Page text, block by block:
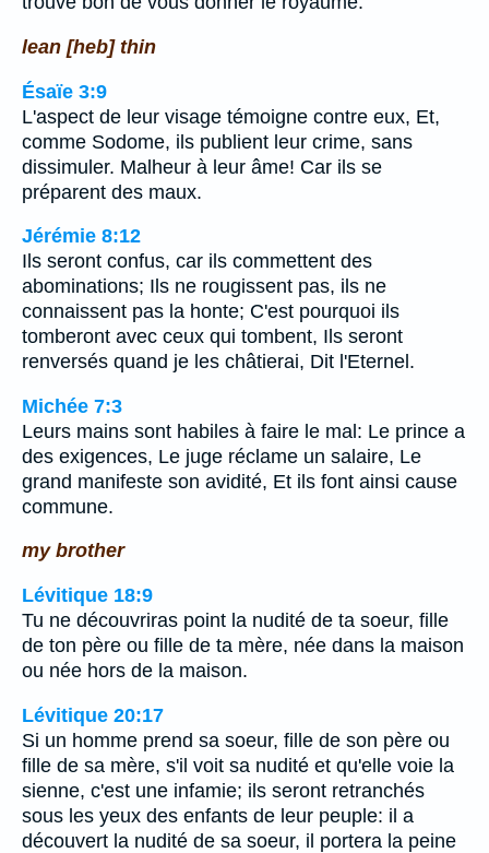
lean [heb] thin
Ésaïe 3:9
L'aspect de leur visage témoigne contre eux, Et,
comme Sodome, ils publient leur crime, sans
dissimuler. Malheur à leur âme! Car ils se
préparent des maux.
Jérémie 8:12
Ils seront confus, car ils commettent des
abominations; Ils ne rougissent pas, ils ne
connaissent pas la honte; C'est pourquoi ils
tomberont avec ceux qui tombent, Ils seront
renversés quand je les châtierai, Dit l'Eternel.
Michée 7:3
Leurs mains sont habiles à faire le mal: Le prince a
des exigences, Le juge réclame un salaire, Le
grand manifeste son avidité, Et ils font ainsi cause
commune.
my brother
Lévitique 18:9
Tu ne découvriras point la nudité de ta soeur, fille
de ton père ou fille de ta mère, née dans la maison
ou née hors de la maison.
Lévitique 20:17
Si un homme prend sa soeur, fille de son père ou
fille de sa mère, s'il voit sa nudité et qu'elle voie la
sienne, c'est une infamie; ils seront retranchés
sous les yeux des enfants de leur peuple: il a
découvert la nudité de sa soeur, il portera la peine